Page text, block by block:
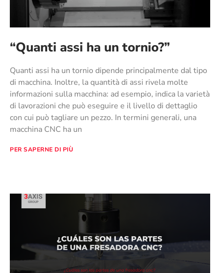
“Quanti assi ha un tornio?”
Quanti assi ha un tornio dipende principalmente dal tipo
di macchina. Inoltre, la quantità di assi rivela molte
informazioni sulla macchina: ad esempio, indica la varietà
di lavorazioni che può eseguire e il livello di dettaglio
con cui può tagliare un pezzo. In termini generali, una
macchina CNC ha un
PER SAPERNE DI PIÙ